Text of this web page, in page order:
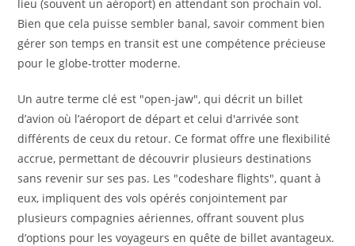
lieu (souvent un aéroport) en attendant son prochain vol.
Bien que cela puisse sembler banal, savoir comment bien
gérer son temps en transit est une compétence précieuse
pour le globe-trotter moderne.
Un autre terme clé est "open-jaw", qui décrit un billet
d’avion où l’aéroport de départ et celui d'arrivée sont
différents de ceux du retour. Ce format offre une flexibilité
accrue, permettant de découvrir plusieurs destinations
sans revenir sur ses pas. Les "codeshare flights", quant à
eux, impliquent des vols opérés conjointement par
plusieurs compagnies aériennes, offrant souvent plus
d’options pour les voyageurs en quête de billet avantageux.